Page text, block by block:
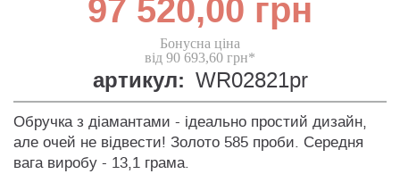
97 520,00 грн
Бонусна ціна
від 90 693,60 грн*
артикул: WR02821pr
Обручка з діамантами - ідеально простий дизайн,
але очей не відвести! Золото 585 проби. Середня
вага виробу - 13,1 грама.